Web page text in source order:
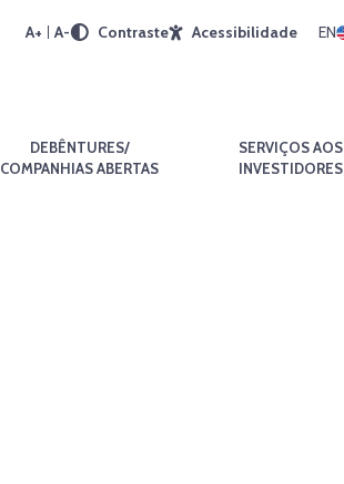
A+ A- Contraste Acessibilidade EN
DEBÊNTURES/
COMPANHIAS ABERTAS
SERVIÇOS AOS
INVESTIDORES